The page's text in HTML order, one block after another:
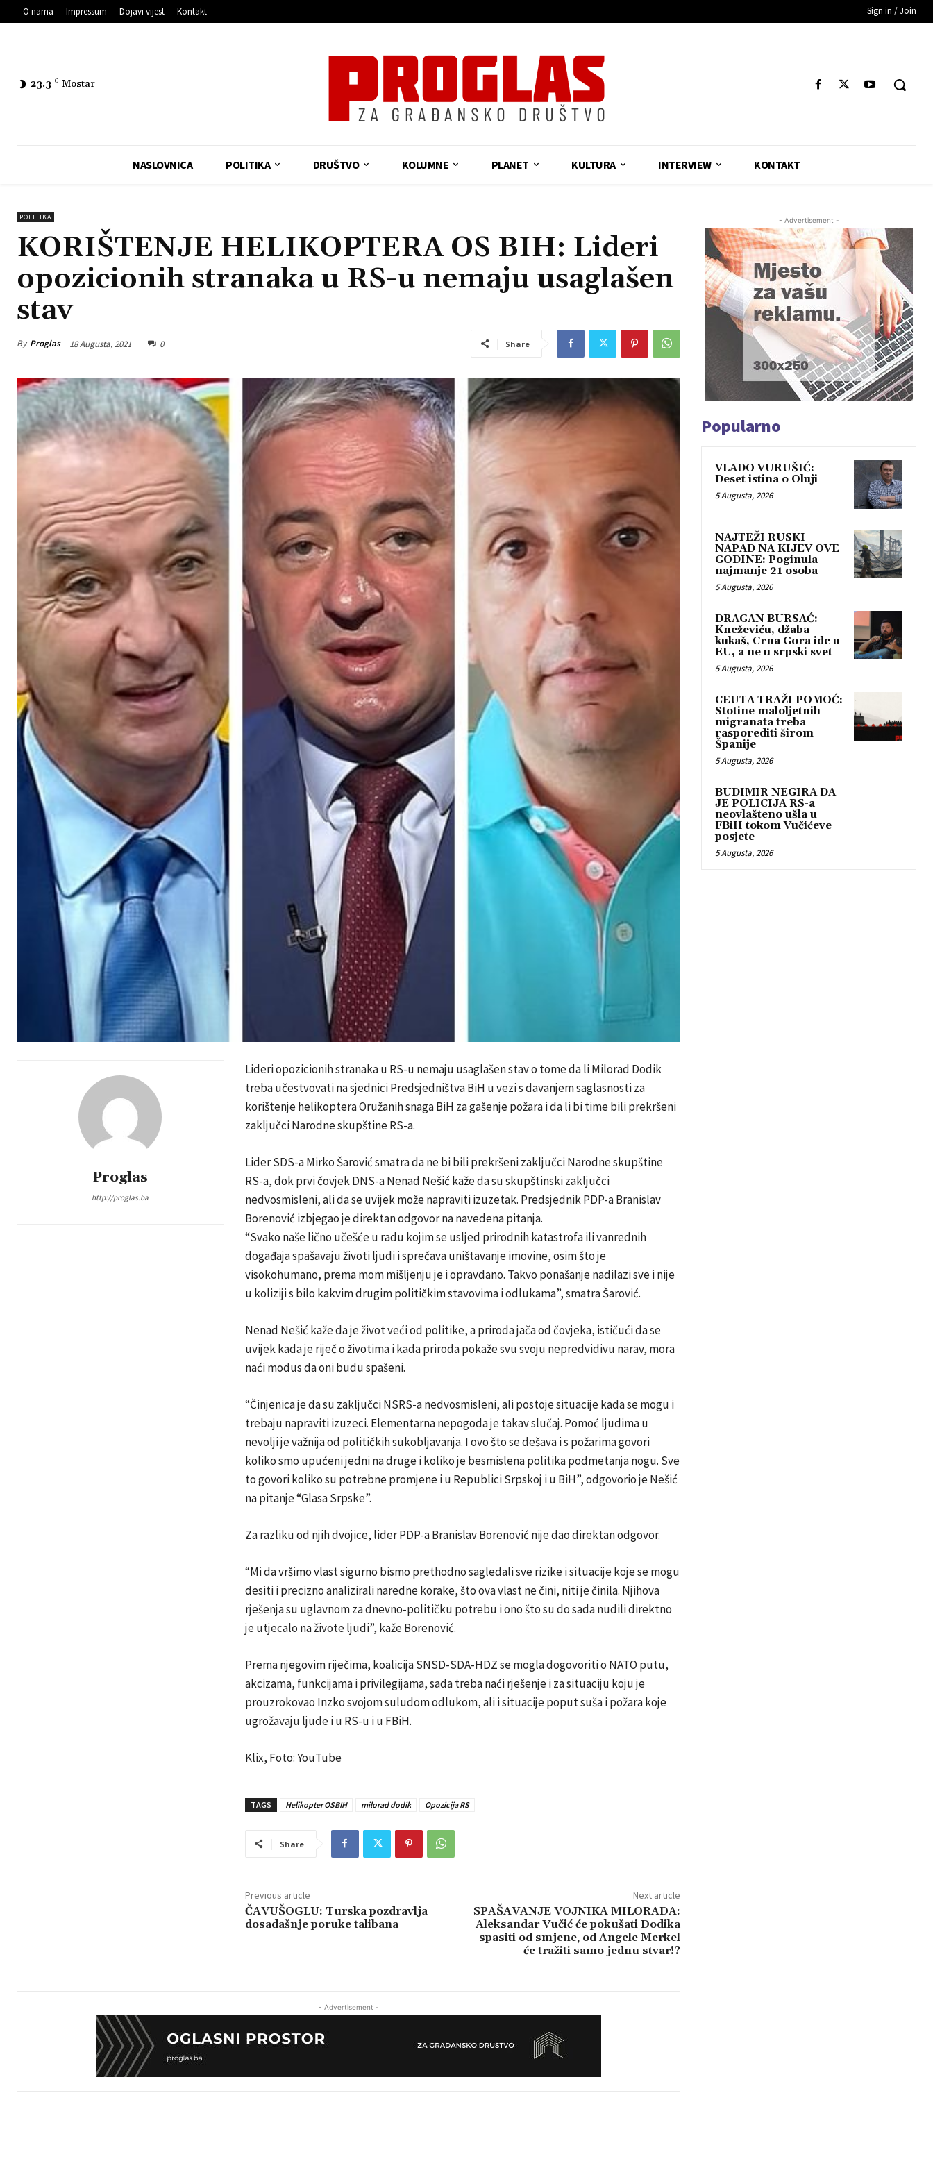
O nama Impressum Dojavi vijest Kontakt Sign in / Join
23.3 C Mostar
NASLOVNICA POLITIKA DRUŠTVO KOLUMNE PLANET KULTURA INTERVIEW KONTAKT
POLITIKA
KORIŠTENJE HELIKOPTERA OS BIH: Lideri
opozicionih stranaka u RS-u nemaju usaglašen
stav
By Proglas 18 Augusta, 2021 0 Share
Proglas
http://proglas.ba
Lideri opozicionih stranaka u RS-u nemaju usaglašen stav o tome da li Milorad Dodik
treba učestvovati na sjednici Predsjedništva BiH u vezi s davanjem saglasnosti za
korištenje helikoptera Oružanih snaga BiH za gašenje požara i da li bi time bili prekršeni
zaključci Narodne skupštine RS-a.
Lider SDS-a Mirko Šarović smatra da ne bi bili prekršeni zaključci Narodne skupštine
RS-a, dok prvi čovjek DNS-a Nenad Nešić kaže da su skupštinski zaključci
nedvosmisleni, ali da se uvijek može napraviti izuzetak. Predsjednik PDP-a Branislav
Borenović izbjegao je direktan odgovor na navedena pitanja.
“Svako naše lično učešće u radu kojim se usljed prirodnih katastrofa ili vanrednih
događaja spašavaju životi ljudi i sprečava uništavanje imovine, osim što je
visokohumano, prema mom mišljenju je i opravdano. Takvo ponašanje nadilazi sve i nije
u koliziji s bilo kakvim drugim političkim stavovima i odlukama”, smatra Šarović.
Nenad Nešić kaže da je život veći od politike, a priroda jača od čovjeka, ističući da se
uvijek kada je riječ o životima i kada priroda pokaže svu svoju nepredvidivu narav, mora
naći modus da oni budu spašeni.
“Činjenica je da su zaključci NSRS-a nedvosmisleni, ali postoje situacije kada se mogu i
trebaju napraviti izuzeci. Elementarna nepogoda je takav slučaj. Pomoć ljudima u
nevolji je važnija od političkih sukobljavanja. I ovo što se dešava i s požarima govori
koliko smo upućeni jedni na druge i koliko je besmislena politika podmetanja nogu. Sve
to govori koliko su potrebne promjene i u Republici Srpskoj i u BiH”, odgovorio je Nešić
na pitanje “Glasa Srpske”.
Za razliku od njih dvojice, lider PDP-a Branislav Borenović nije dao direktan odgovor.
“Mi da vršimo vlast sigurno bismo prethodno sagledali sve rizike i situacije koje se mogu
desiti i precizno analizirali naredne korake, što ova vlast ne čini, niti je činila. Njihova
rješenja su uglavnom za dnevno-političku potrebu i ono što su do sada nudili direktno
je utjecalo na živote ljudi”, kaže Borenović.
Prema njegovim riječima, koalicija SNSD-SDA-HDZ se mogla dogovoriti o NATO putu,
akcizama, funkcijama i privilegijama, sada treba naći rješenje i za situaciju koju je
prouzrokovao Inzko svojom suludom odlukom, ali i situacije poput suša i požara koje
ugrožavaju ljude i u RS-u i u FBiH.
Klix, Foto: YouTube
TAGS Helikopter OSBIH milorad dodik Opozicija RS
Share
Previous article
ČAVUŠOGLU: Turska pozdravlja
dosadašnje poruke talibana
Next article
SPAŠAVANJE VOJNIKA MILORADA:
Aleksandar Vučić će pokušati Dodika
spasiti od smjene, od Angele Merkel
će tražiti samo jednu stvar!?
- Advertisement -
- Advertisement -
Popularno
VLADO VURUŠIĆ:
Deset istina o Oluji
5 Augusta, 2026
NAJTEŽI RUSKI
NAPAD NA KIJEV OVE
GODINE: Poginula
najmanje 21 osoba
5 Augusta, 2026
DRAGAN BURSAĆ:
Kneževiću, džaba
kukaš, Crna Gora ide u
EU, a ne u srpski svet
5 Augusta, 2026
CEUTA TRAŽI POMOĆ:
Stotine maloljetnih
migranata treba
rasporediti širom
Španije
5 Augusta, 2026
BUDIMIR NEGIRA DA
JE POLICIJA RS-a
neovlašteno ušla u
FBiH tokom Vučićeve
posjete
5 Augusta, 2026